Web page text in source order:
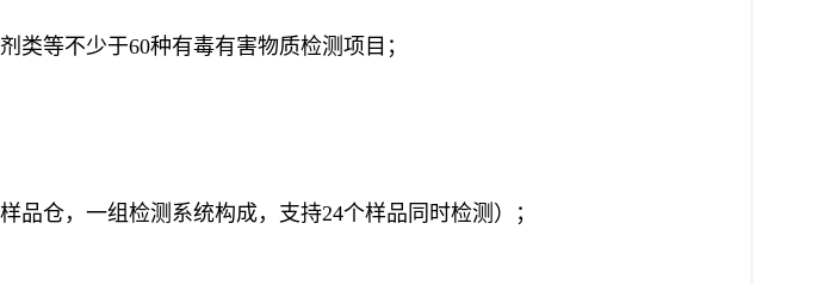
等不少于60种有毒有害物质检测项目；
仓，一组检测系统构成，支持24个样品同时检测）；